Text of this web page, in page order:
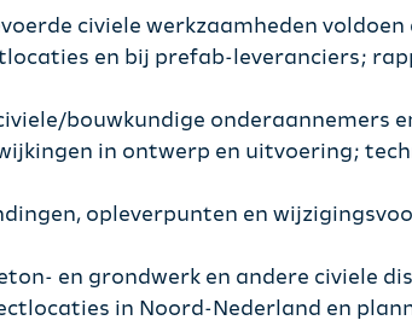
civiele werkzaamheden
en bij prefab-leveranciers;
bouwkundige onderaannemers
in ontwerp en uitvoering;
opleverpunten en
en grondwerk en andere civiele
in Noord-Nederland en